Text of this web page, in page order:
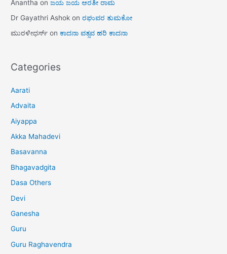
Anantha onಜಯ ಜಯ ಆರತೀ ರಾಮ
Dr Gayathri Ashok onರಘುವರ ತುಮಕೋ
ಮುರಳೀಧರ್ಸ್ onಕಾದನಾ ವತ್ಸವ ಹರಿ ಕಾದನಾ
Categories
Aarati
Advaita
Aiyappa
Akka Mahadevi
Basavanna
Bhagavadgita
Dasa Others
Devi
Ganesha
Guru
Guru Raghavendra